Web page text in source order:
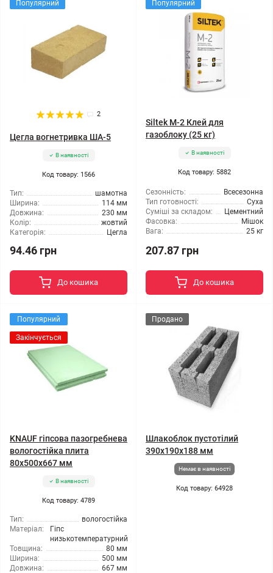
Популярний
2
Цегла вогнетривка ША-5
В наявності
Код товару: 1566
Тип:
шамотна
Ширина:
114 мм
Довжина:
230 мм
Колір:
жовтий
Категорія:
Цегла
94.46 грн
До кошика
Популярний
Siltek M-2 Клей для
газоблоку (25 кг)
В наявності
Код товару: 5882
Сезонність:
Всесезонна
Тип готовності:
Суха
Суміші за складом:
Цементний
Фасовка:
Мішок
Вага:
25 кг
207.87 грн
До кошика
Популярний
Закінчується
KNAUF гіпсова пазогребнева
вологостійка плита
80x500x667 мм
В наявності
Код товару: 4789
Тип:
вологостійка
Матеріал:
Гіпс
низькотемпературний
Товщина:
80 мм
Ширина:
500 мм
Довжина:
667 мм
Продано
Шлакоблок пустотілий
390x190x188 мм
Немає в наявності
Код товару: 64928